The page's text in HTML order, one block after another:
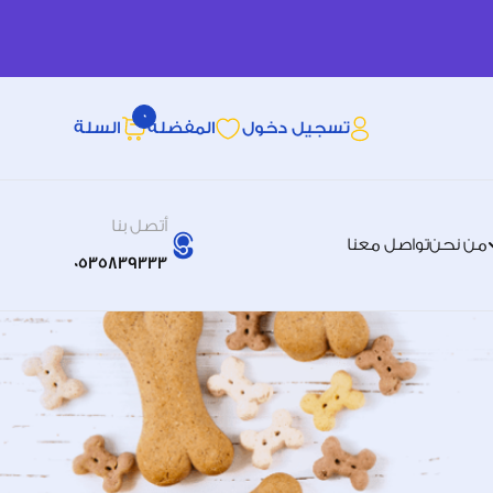
تسجيل دخول المفضله
0
السلة
من نحنتواصل معنا
أتصل بنا
0535839333